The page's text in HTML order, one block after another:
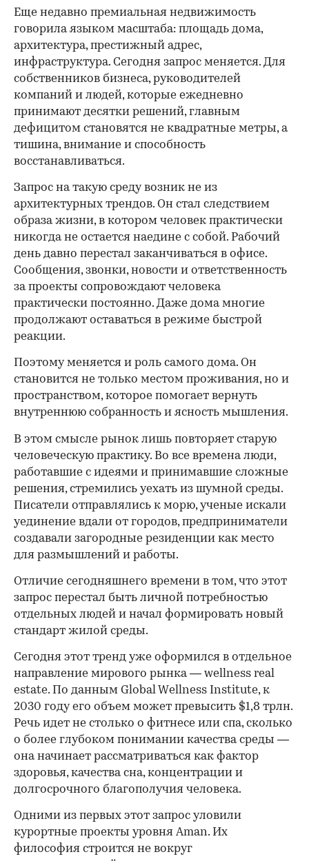
Еще недавно премиальная недвижимость
говорила языком масштаба: площадь дома,
архитектура, престижный адрес,
инфраструктура. Сегодня запрос меняется. Для
собственников бизнеса, руководителей
компаний и людей, которые ежедневно
принимают десятки решений, главным
дефицитом становятся не квадратные метры, а
тишина, внимание и способность
восстанавливаться.
Запрос на такую среду возник не из
архитектурных трендов. Он стал следствием
образа жизни, в котором человек практически
никогда не остается наедине с собой. Рабочий
день давно перестал заканчиваться в офисе.
Сообщения, звонки, новости и ответственность
за проекты сопровождают человека
практически постоянно. Даже дома многие
продолжают оставаться в режиме быстрой
реакции.
Поэтому меняется и роль самого дома. Он
становится не только местом проживания, но и
пространством, которое помогает вернуть
внутреннюю собранность и ясность мышления.
В этом смысле рынок лишь повторяет старую
человеческую практику. Во все времена люди,
работавшие с идеями и принимавшие сложные
решения, стремились уехать из шумной среды.
Писатели отправлялись к морю, ученые искали
уединение вдали от городов, предприниматели
создавали загородные резиденции как место
для размышлений и работы.
Отличие сегодняшнего времени в том, что этот
запрос перестал быть личной потребностью
отдельных людей и начал формировать новый
стандарт жилой среды.
Сегодня этот тренд уже оформился в отдельное
направление мирового рынка — wellness real
estate. По данным Global Wellness Institute, к
2030 году его объем может превысить $1,8 трлн.
Речь идет не столько о фитнесе или спа, сколько
о более глубоком понимании качества среды —
она начинает рассматриваться как фактор
здоровья, качества сна, концентрации и
долгосрочного благополучия человека.
Одними из первых этот запрос уловили
курортные проекты уровня Aman. Их
философия строится не вокруг